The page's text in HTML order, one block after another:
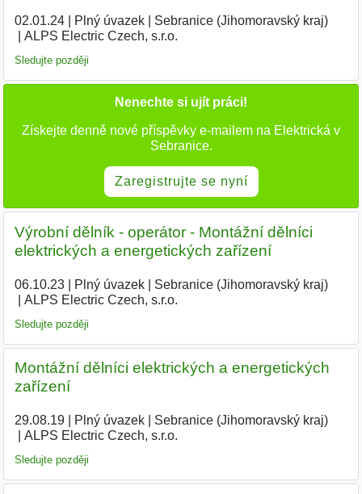
02.01.24| Plný úvazek| Sebranice (Jihomoravský kraj)|
ALPS Electric Czech, s.r.o.
Sledujte později
Nenechte si ujít práci!
Získejte denně nové příspěvky e-mailem na Elektrická v
Sebranice.
Zaregistrujte se nyní
Výrobní dělník - operátor - Montážní dělníci
elektrických a energetických zařízení
06.10.23| Plný úvazek| Sebranice (Jihomoravský kraj)|
ALPS Electric Czech, s.r.o.
Sledujte později
Montážní dělníci elektrických a energetických
zařízení
29.08.19| Plný úvazek| Sebranice (Jihomoravský kraj)|
ALPS Electric Czech, s.r.o.
Sledujte později